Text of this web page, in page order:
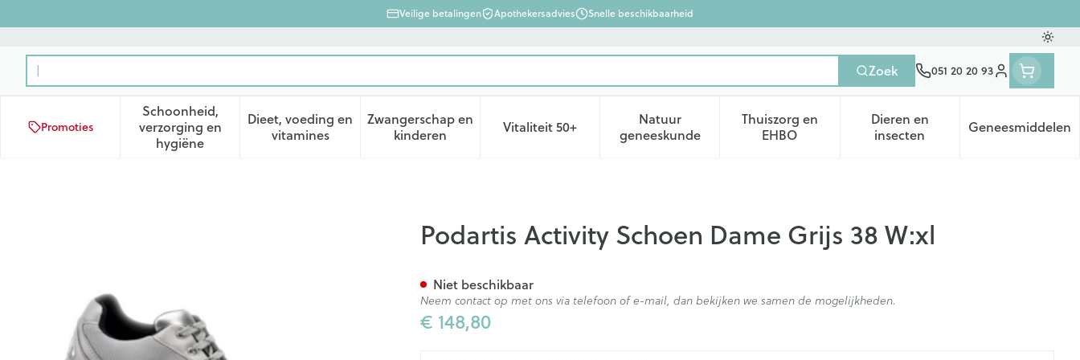
Veilige betalingen Apothekersadvies Snelle beschikbaarheid
Product, merk, categorie... Zoek 051 20 20 93
Klant menu
Promoties
Schoonheid,
verzorging en
hygiëneToon submenu voor Schoonheid, verzorging en hygiëne categorie
Dieet, voeding en
vitaminesToon submenu voor Dieet, voeding en vitamines categorie
Zwangerschap en
kinderenToon submenu voor Zwangerschap en kinderen categorie
Vitaliteit 50+Toon submenu voor Vitaliteit 50+ categorie
Natuur
geneeskundeToon submenu voor Natuur geneeskunde categorie
Thuiszorg en
EHBOToon submenu voor Thuiszorg en EHBO categorie
Dieren en
insectenToon submenu voor Dieren
Geneesmiddelen
Toon
Podartis Activity Schoen Dame Grijs 38 W:xlPodartis Activity Schoen Dame Grijs 38 W:xl
€ 148,80
Niet beschikbaar
Neem contact op met ons via telefoon of e-mail, dan bekijken we samen de mogelijkheden.